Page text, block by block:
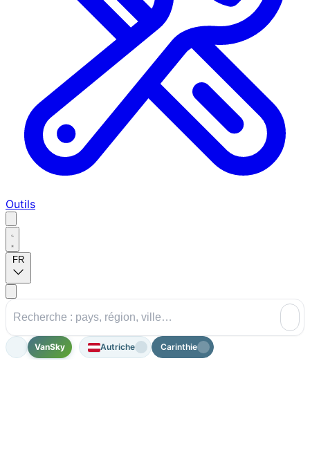
Outils
FR
VanSky Autriche Carinthie